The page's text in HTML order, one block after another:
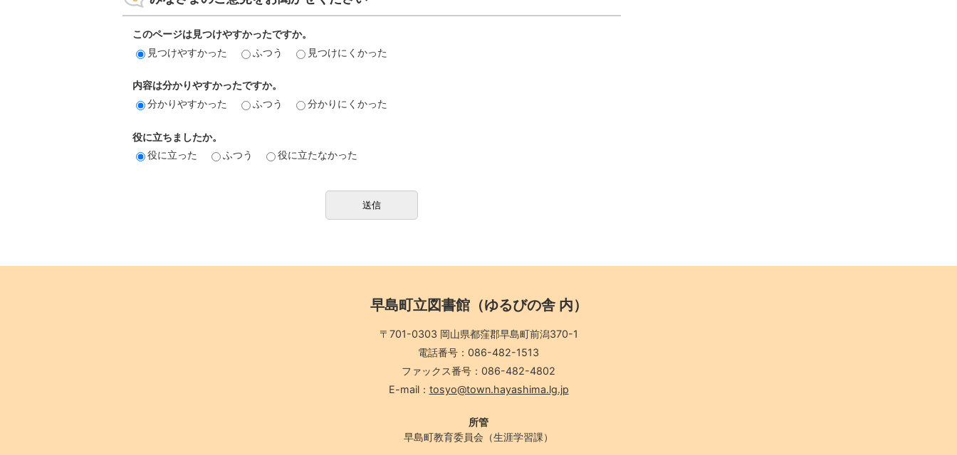
このページは見つけやすかったですか。
見つけやすかった
ふつう 見つけにくかった
内容は分かりやすかったですか。
分かりやすかった
ふつう 分かりにくかった
役に立ちましたか。
役に立った
ふつう 役に立たなかった
早島町立図書館（ゆるびの舎 内）
〒701-0303 岡山県都窪郡早島町前潟370-1
電話番号：086-482-1513
ファックス番号：086-482-4802
E-mail： tosyo@town.hayashima.lg.jp
所管
早島町教育委員会（生涯学習課）